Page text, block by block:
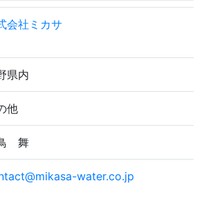
会社ミカサ
県内
他
舞
water.co.jp